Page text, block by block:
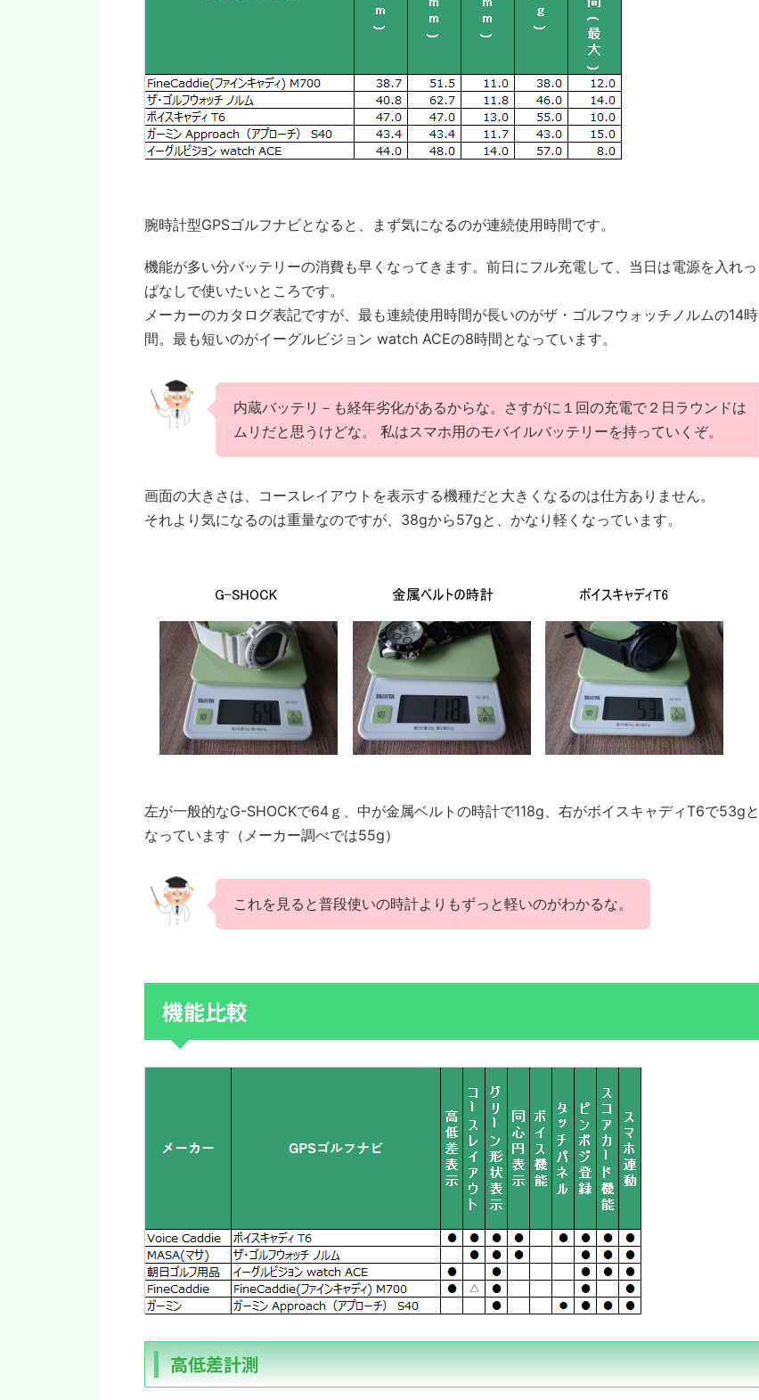
腕時計型GPSゴルフナビとなると、まず気になるのが連続使用時間です。
機能が多い分バッテリーの消費も早くなってきます。前日にフル充電して、当日は電源を入れっ
ぱなしで使いたいところです。
メーカーのカタログ表記ですが、最も連続使用時間が長いのがザ・ゴルフウォッチノルムの14時
間。最も短いのがイーグルビジョン watch ACEの8時間となっています。
内蔵バッテリ－も経年劣化があるからな。さすがに１回の充電で２日ラウンドは
ムリだと思うけどな。 私はスマホ用のモバイルバッテリーを持っていくぞ。
画面の大きさは、コースレイアウトを表示する機種だと大きくなるのは仕方ありません。
それより気になるのは重量なのですが、38gから57gと、かなり軽くなっています。
左が一般的なG-SHOCKで64ｇ、中が金属ベルトの時計で118g、右がボイスキャディT6で53gと
なっています（メーカー調べでは55g）
これを見ると普段使いの時計よりもずっと軽いのがわかるな。
機能比較
高低差計測